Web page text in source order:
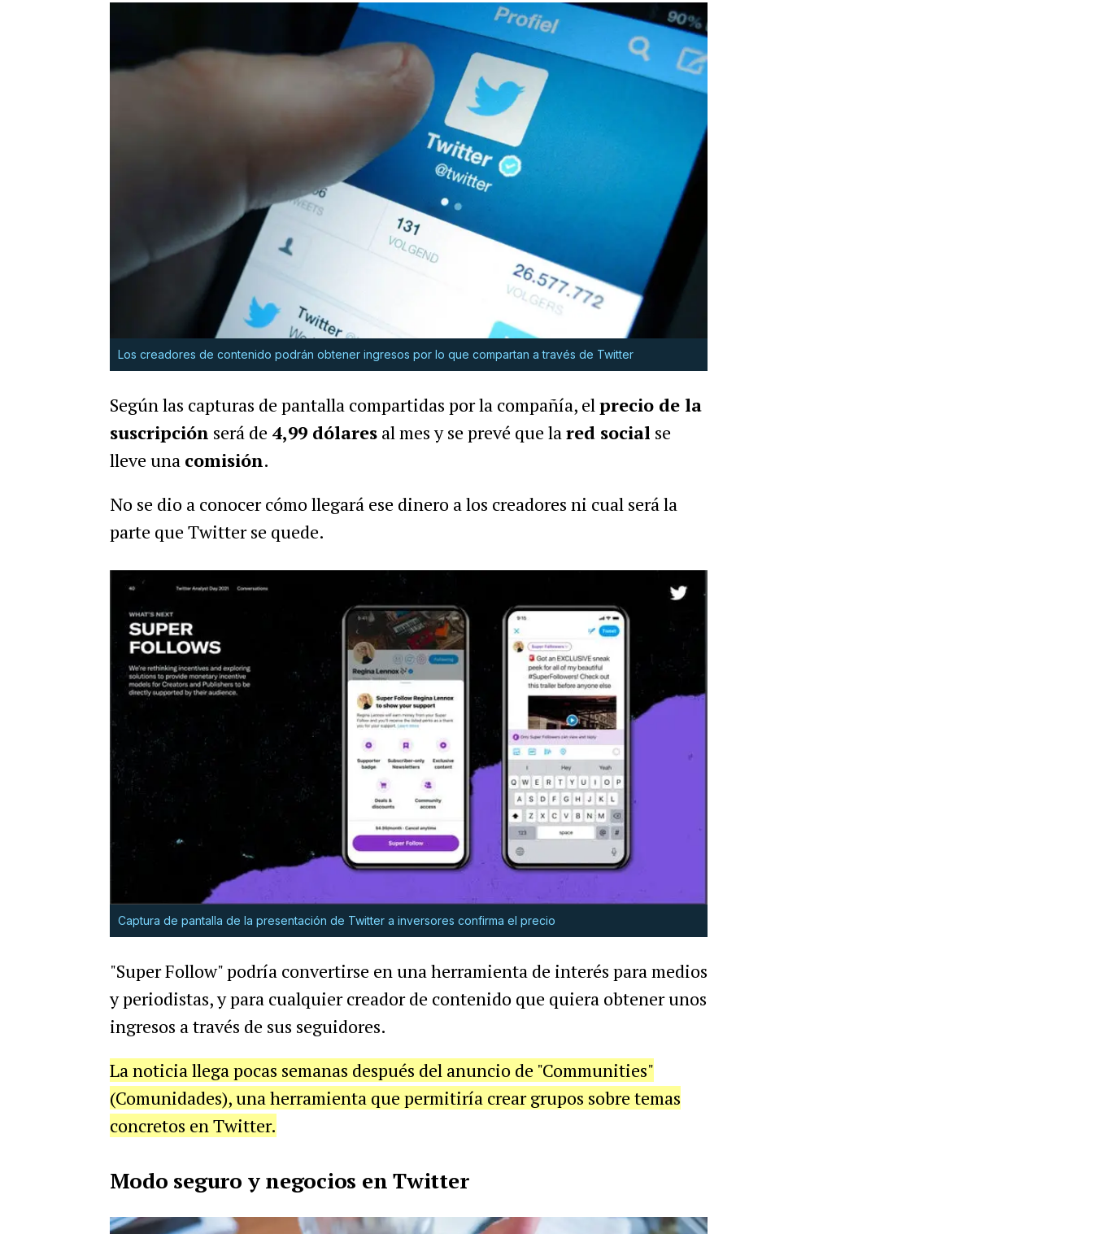
Los creadores de contenido podrán obtener ingresos por lo que compartan a través de Twitter
Según las capturas de pantalla compartidas por la compañía, elprecio de la
suscripción será de 4,99 dólaresal mes y se prevé que lared social se
lleve una comisión.
No se dio a conocer cómo llegará ese dinero a los creadores ni cual será la
parte que Twitter se quede.
Captura de pantalla de la presentación de Twitter a inversores confirma el precio
"Super Follow" podría convertirse en una herramienta de interés para medios
y periodistas, y para cualquier creador de contenido que quiera obtener unos
ingresos a través de sus seguidores.
La noticia llega pocas semanas después del anuncio de "Communities"
(Comunidades), una herramienta que permitiría crear grupos sobre temas
concretos en Twitter.
Modo seguro y negocios en Twitter